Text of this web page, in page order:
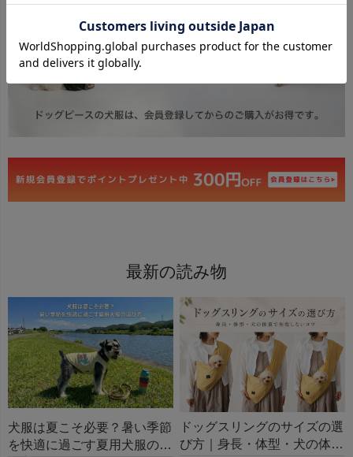
最新の読み物
犬服は夏こそ必要？暑い季節
を快適に過ごす夏用犬服の選
ドッグスリングのサイズの選
び方｜身長・体型・犬の体重